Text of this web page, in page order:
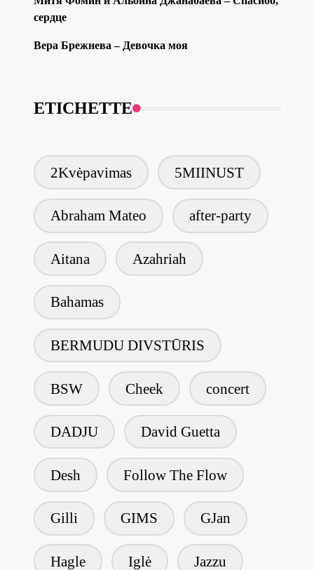
сердце
Вера Брежнева – Девочка моя
ETICHETTE
2Kvėpavimas 5MIINUST
Abraham Mateo after-party
Aitana Azahriah
Bahamas
BERMUDU DIVSTŪRIS
BSW Cheek concert
DADJU David Guetta
Desh Follow The Flow
Gilli GIMS GJan
Hagle Iglė Jazzu